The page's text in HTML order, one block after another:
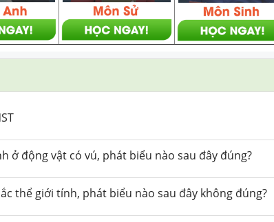
ở động vật có vú, phát biểu nào sau đây đúng?
thể giới tính, phát biểu nào sau đây không đúng?